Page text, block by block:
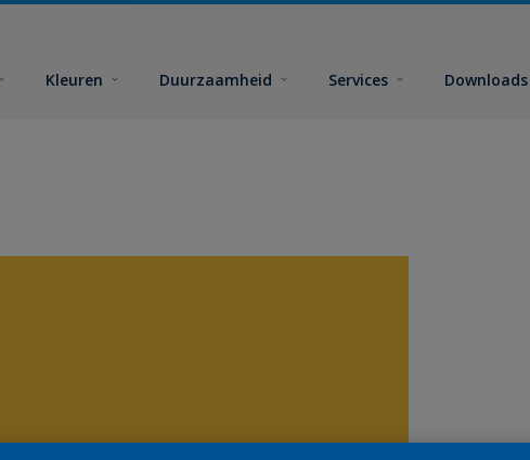
Kleuren Duurzaamheid Services Downloads